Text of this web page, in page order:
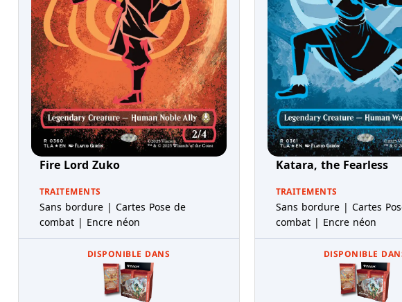
Fire Lord Zuko
TRAITEMENTS
Sans bordure | Cartes Pose de
combat | Encre néon
DISPONIBLE DANS
Katara, the Fearless
TRAITEMENTS
Sans bordure | Cartes
combat | Encre néon
DISPONIBLE